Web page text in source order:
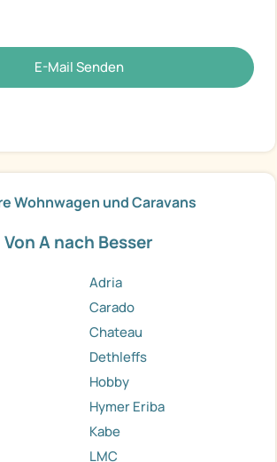
E-Mail Senden
Wohnwagen und Caravans
Von A nach Besser
Adria
Carado
Chateau
Dethleffs
Hobby
Hymer Eriba
Kabe
LMC